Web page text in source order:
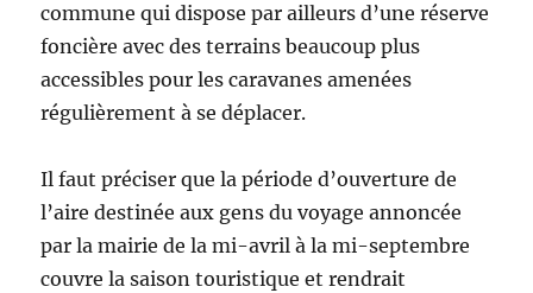
commune qui dispose par ailleurs d’une réserve
foncière avec des terrains beaucoup plus
accessibles pour les caravanes amenées
régulièrement à se déplacer.
Il faut préciser que la période d’ouverture de
l’aire destinée aux gens du voyage annoncée
par la mairie de la mi-avril à la mi-septembre
couvre la saison touristique et rendrait